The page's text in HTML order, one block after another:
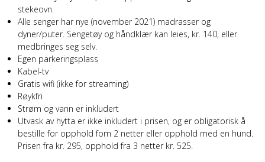
stekeovn.
Alle senger har nye (november 2021) madrasser og
dyner/puter. Sengetøy og håndklær kan leies, kr. 140, eller
medbringes seg selv.
Egen parkeringsplass
Kabel-tv
Gratis wifi (ikke for streaming)
Røykfri
Strøm og vann er inkludert
Utvask av hytta er ikke inkludert i prisen, og er obligatorisk å
bestille for opphold fom 2 netter eller opphold med en hund.
Prisen fra kr. 295, opphold fra 3 netter kr. 525.